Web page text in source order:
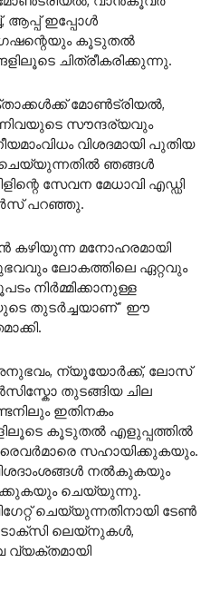
ആപ്പ് ഇപ്പോൾ
കൂടുതൽ
ചിത്രീകരിക്കുന്നു.
മോൺട്രിയൽ,
സൗന്ദര്യവും
വിശദമായി പുതിയ
ചെയ്യുന്നതിൽ ഞങ്ങൾ
സേവന മേധാവി എഡ്ഡി
പറഞ്ഞു.
കഴിയുന്ന മനോഹരമായി
ലോകത്തിലെ ഏറ്റവും
നിർമ്മിക്കാനുള്ള
തുടർച്ചയാണ്” ഈ
അനുഭവം, ന്യൂയോർക്ക്, ലോസ്
തുടങ്ങിയ ചില
ഇതിനകം
കൂടുതൽ എളുപ്പത്തിൽ
സഹായിക്കുകയും.
വിശദാംശങ്ങൾ നൽകുകയും
ചെയ്യുന്നു.
ചെയ്യുന്നതിനായി ടേൺ
ലെയ്‌നുകൾ,
വ്യക്തമായി